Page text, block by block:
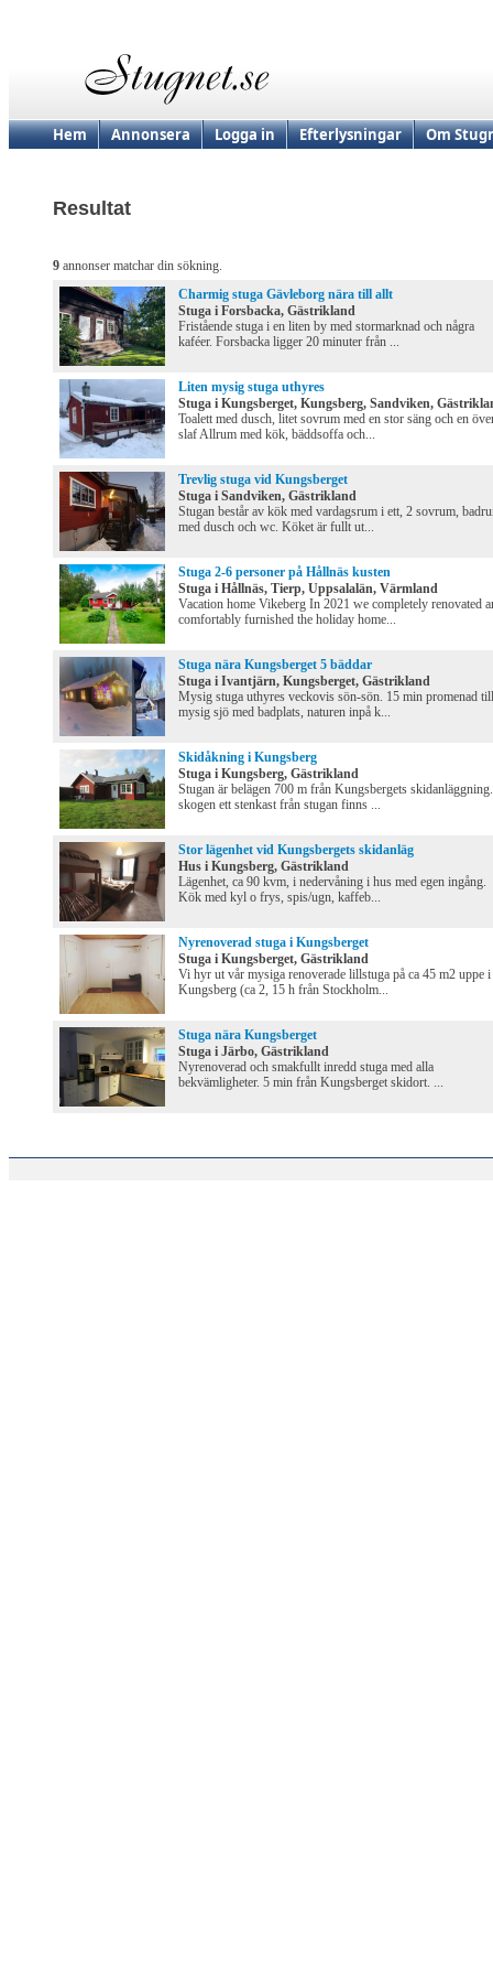
Hem Annonsera Logga in Efterlysningar Om
Resultat
9 annonser matchar din sökning.
Charmig stuga Gävleborg nära till allt
Stuga i Forsbacka, Gästrikland
Fristående stuga i en liten by med stormarknad och några
kaféer. Forsbacka ligger 20 minuter från ...
Liten mysig stuga uthyres
Stuga i Kungsberget, Kungsberg, Sandviken,
Toalett med dusch, litet sovrum med en stor säng och en
slaf Allrum med kök, bäddsoffa och...
Trevlig stuga vid Kungsberget
Stuga i Sandviken, Gästrikland
Stugan består av kök med vardagsrum i ett, 2 sovrum,
med dusch och wc. Köket är fullt ut...
Stuga 2-6 personer på Hållnäs kusten
Stuga i Hållnäs, Tierp, Uppsalalän, Värmland
Vacation home Vikeberg In 2021 we completely renovated
comfortably furnished the holiday home...
Stuga nära Kungsberget 5 bäddar
Stuga i Ivantjärn, Kungsberget, Gästrikland
Mysig stuga uthyres veckovis sön-sön. 15 min promenad till
mysig sjö med badplats, naturen inpå k...
Skidåkning i Kungsberg
Stuga i Kungsberg, Gästrikland
Stugan är belägen 700 m från Kungsbergets
skogen ett stenkast från stugan finns ...
Stor lägenhet vid Kungsbergets skidanläg
Hus i Kungsberg, Gästrikland
Lägenhet, ca 90 kvm, i nedervåning i hus med egen ingång.
Kök med kyl o frys, spis/ugn, kaffeb...
Nyrenoverad stuga i Kungsberget
Stuga i Kungsberget, Gästrikland
Vi hyr ut vår mysiga renoverade lillstuga på ca 45 m2 uppe i
Kungsberg (ca 2, 15 h från Stockholm...
Stuga nära Kungsberget
Stuga i Järbo, Gästrikland
Nyrenoverad och smakfullt inredd stuga med alla
bekvämligheter. 5 min från Kungsberget skidort. ...